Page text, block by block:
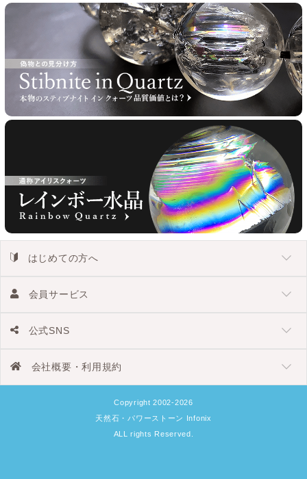
はじめての方へ
会員サービス
公式SNS
会社概要・利用規約
Copyright 2002-2026
天然石・パワーストーン Infonix
ALL rights Reserved.